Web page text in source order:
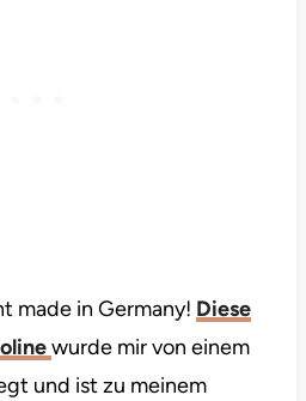
made in Germany! Diese
wurde mir von einem
und ist zu meinem